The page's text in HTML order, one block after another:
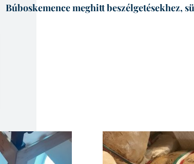
Búboskemence meghitt beszélgetésekhez,